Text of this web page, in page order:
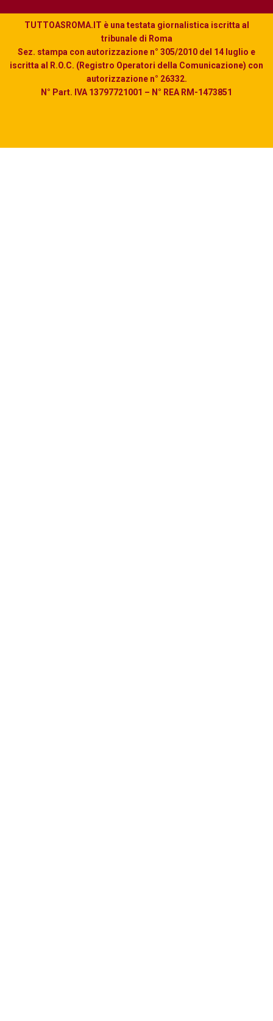
TUTTOASROMA.IT è una testata giornalistica iscritta al
tribunale di Roma
Sez. stampa con autorizzazione n° 305/2010 del 14 luglio e
iscritta al R.O.C. (Registro Operatori della Comunicazione) con
autorizzazione n° 26332.
N° Part. IVA 13797721001 – N° REA RM-1473851